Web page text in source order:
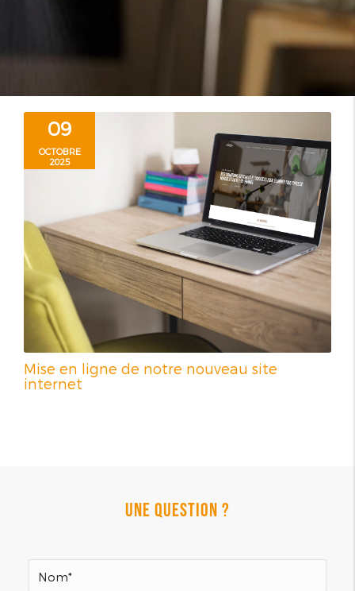
09
OCTOBRE
2025
Mise en ligne de notre nouveau site
internet
UNE QUESTION ?